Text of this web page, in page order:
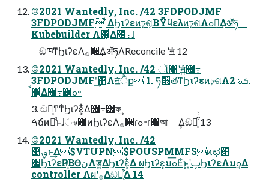
©2021 Wantedly, Inc. /42 3FDPODJMF
3FDPODJMF ͋ΔϦιʔεͷঢ়ଶ͔ΒΫϥελͷঢ়ଶΛߋ৽͢Δॲཧ
Kubebuilder Λ࢖͍ͬͯΔ৔߹ɺ
ඞཁͳϦιʔεΛ࡞੒͢ΔॲཧΛReconcile ʹॻ͘ 12
©2021 Wantedly, Inc. /42 ૉ௚ʹॻ͍͍ͯͬͨ৔߹
3FDPODJMFʹ͢΂ͯΛॻ͘ੈք 1. ཧ૝తͳϦιʔεͷঢ়ଶΛܭࢉ 2.
ࠩ෼͕͋Δ৔߹͸ߋ৽
3. ඞཁ͕ͳ͘ͳͬͨϦιʔε͕͋Δ৔߹͸ফ͢
ࠓճͷྫͩͱɺෳ਺ͷϦιʔεΛ࡞੒ɾߋ৽ɾ࡟আ ͢Δඞཁ͕͋ͬͨ 13
©2021 Wantedly, Inc. /42
୊ࡐͱ͢Δ$VTUPN$POUSPMMFSͷಛ௃
਌ϦιʔεҎ֎͔ΒӨڹΛड͚ΔϦιʔε͕͋Δ ผϦιʔε͕มߋ͞Εͨͱ͖ʹࢠϦιʔεΛมߋ͢Δ
controller Λผʹ࡞Δඞཁ͕͋Δ 14